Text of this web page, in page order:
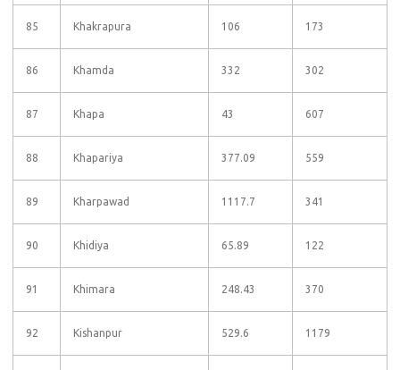
85 Khakrapura 106 173
86 Khamda 332 302
87 Khapa 43 607
88 Khapariya 377.09 559
89 Kharpawad 1117.7 341
90 Khidiya 65.89 122
91 Khimara 248.43 370
92 Kishanpur 529.6 1179